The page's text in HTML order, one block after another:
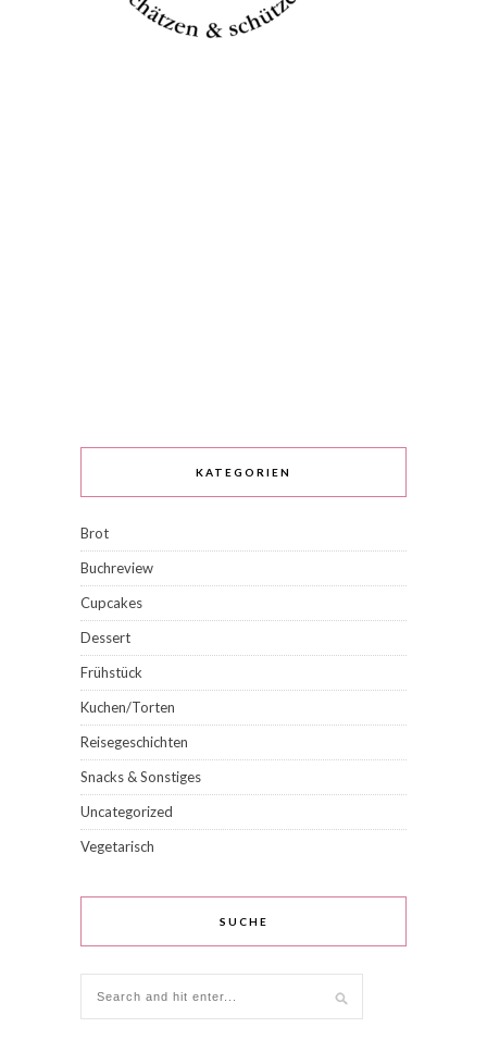
KATEGORIEN
Brot
Buchreview
Cupcakes
Dessert
Frühstück
Kuchen/Torten
Reisegeschichten
Snacks & Sonstiges
Uncategorized
Vegetarisch
SUCHE